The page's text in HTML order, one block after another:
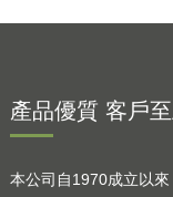
產品優質 客戶
本公司自1970成立以